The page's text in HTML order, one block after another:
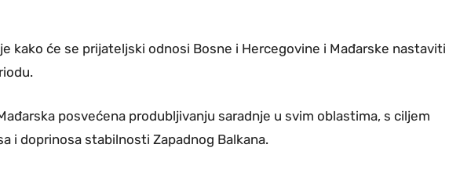
kako će se prijateljski odnosi Bosne i Hercegovine i Mađarske nastaviti
posvećena produbljivanju saradnje u svim oblastima, s ciljem
i doprinosa stabilnosti Zapadnog Balkana.